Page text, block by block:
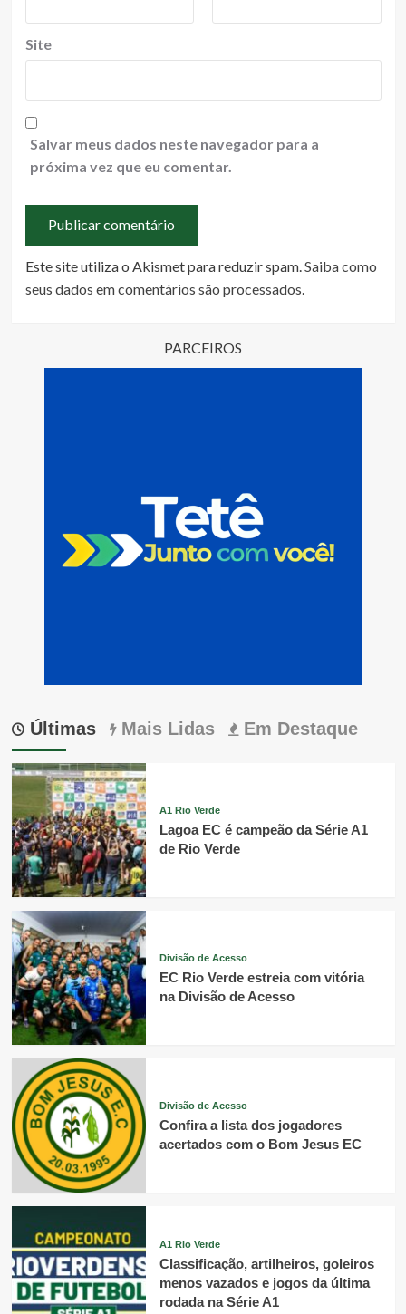
Site
Salvar meus dados neste navegador para a
próxima vez que eu comentar.
Este site utiliza o Akismet para reduzir spam.Saiba como
seus dados em comentários são processados.
PARCEIROS
Últimas Mais Lidas Em Destaque
A1 Rio Verde
Lagoa EC é campeão da Série A1
de Rio Verde
Divisão de Acesso
EC Rio Verde estreia com vitória
na Divisão de Acesso
Divisão de Acesso
Confira a lista dos jogadores
acertados com o Bom Jesus EC
A1 Rio Verde
Classificação, artilheiros, goleiros
menos vazados e jogos da última
rodada na Série A1